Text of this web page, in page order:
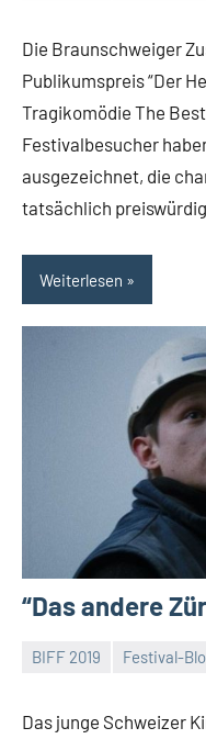
Die Braunschweiger
Publikumspreis “Der
Tragikomödie The
Festivalbesucher
ausgezeichnet, die
tatsächlich
Weiterlesen
“Das andere
BIFF 2019 Festival-
Das junge Schweizer